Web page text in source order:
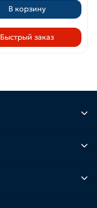
В корзину
Быстрый заказ